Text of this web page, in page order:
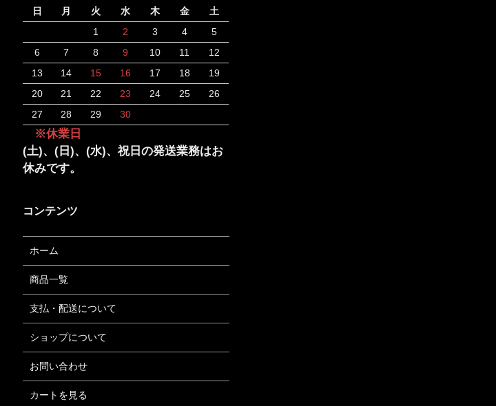
日 月 火 水 木 金
土
1
2 3 4
5
6
7 8 9 10 11
12
13
14 15 16 17 18
19
20
21 22 23 24 25
26
27
28 29 30
※休業日
(土)、(日)、(水)、祝日の発送業務はお
休みです。
コンテンツ
ホーム
商品一覧
支払・配送について
ショップについて
お問い合わせ
カートを見る